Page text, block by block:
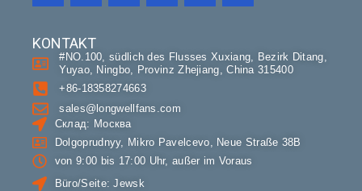
KONTAKT
#NO.100, südlich des Flusses Xuxiang, Bezirk Ditang,
Yuyao, Ningbo, Provinz Zhejiang, China 315400
+86-18358274663
sales@longwellfans.com
Склад: Москва
Dolgoprudnyy, Mikro Pavelcevo, Neue Straße 38В
von 9:00 bis 17:00 Uhr, außer im Voraus
Büro/Seite: Jewsk